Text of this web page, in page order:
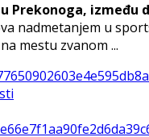
Prekonoga,
nadmetanjem u
mestu zvanom ...